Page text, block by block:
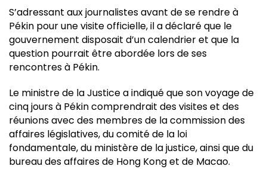
S’adressant aux journalistes avant de se rendre à
Pékin pour une visite officielle, il a déclaré que le
gouvernement disposait d’un calendrier et que la
question pourrait être abordée lors de ses
rencontres à Pékin.
Le ministre de la Justice a indiqué que son voyage de
cinq jours à Pékin comprendrait des visites et des
réunions avec des membres de la commission des
affaires législatives, du comité de la loi
fondamentale, du ministère de la justice, ainsi que du
bureau des affaires de Hong Kong et de Macao.